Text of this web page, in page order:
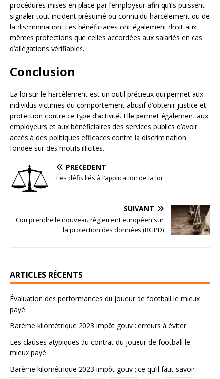
procédures mises en place par l’employeur afin qu’ils puissent
signaler tout incident présumé ou connu du harcèlement ou de
la discrimination. Les bénéficiaires ont également droit aux
mêmes protections que celles accordées aux salariés en cas
d’allégations vérifiables.
Conclusion
La loi sur le harcèlement est un outil précieux qui permet aux
individus victimes du comportement abusif d’obtenir justice et
protection contre ce type d’activité. Elle permet également aux
employeurs et aux bénéficiaires des services publics d’avoir
accès à des politiques efficaces contre la discrimination
fondée sur des motifs illicites.
PRÉCÉDENT
Les défis liés à l’application de la loi
SUIVANT
Comprendre le nouveau règlement européen sur
la protection des données (RGPD)
ARTICLES RÉCENTS
Évaluation des performances du joueur de football le mieux
payé
Barème kilométrique 2023 impôt gouv : erreurs à éviter
Les clauses atypiques du contrat du joueur de football le
mieux payé
Barème kilométrique 2023 impôt gouv : ce qu’il faut savoir